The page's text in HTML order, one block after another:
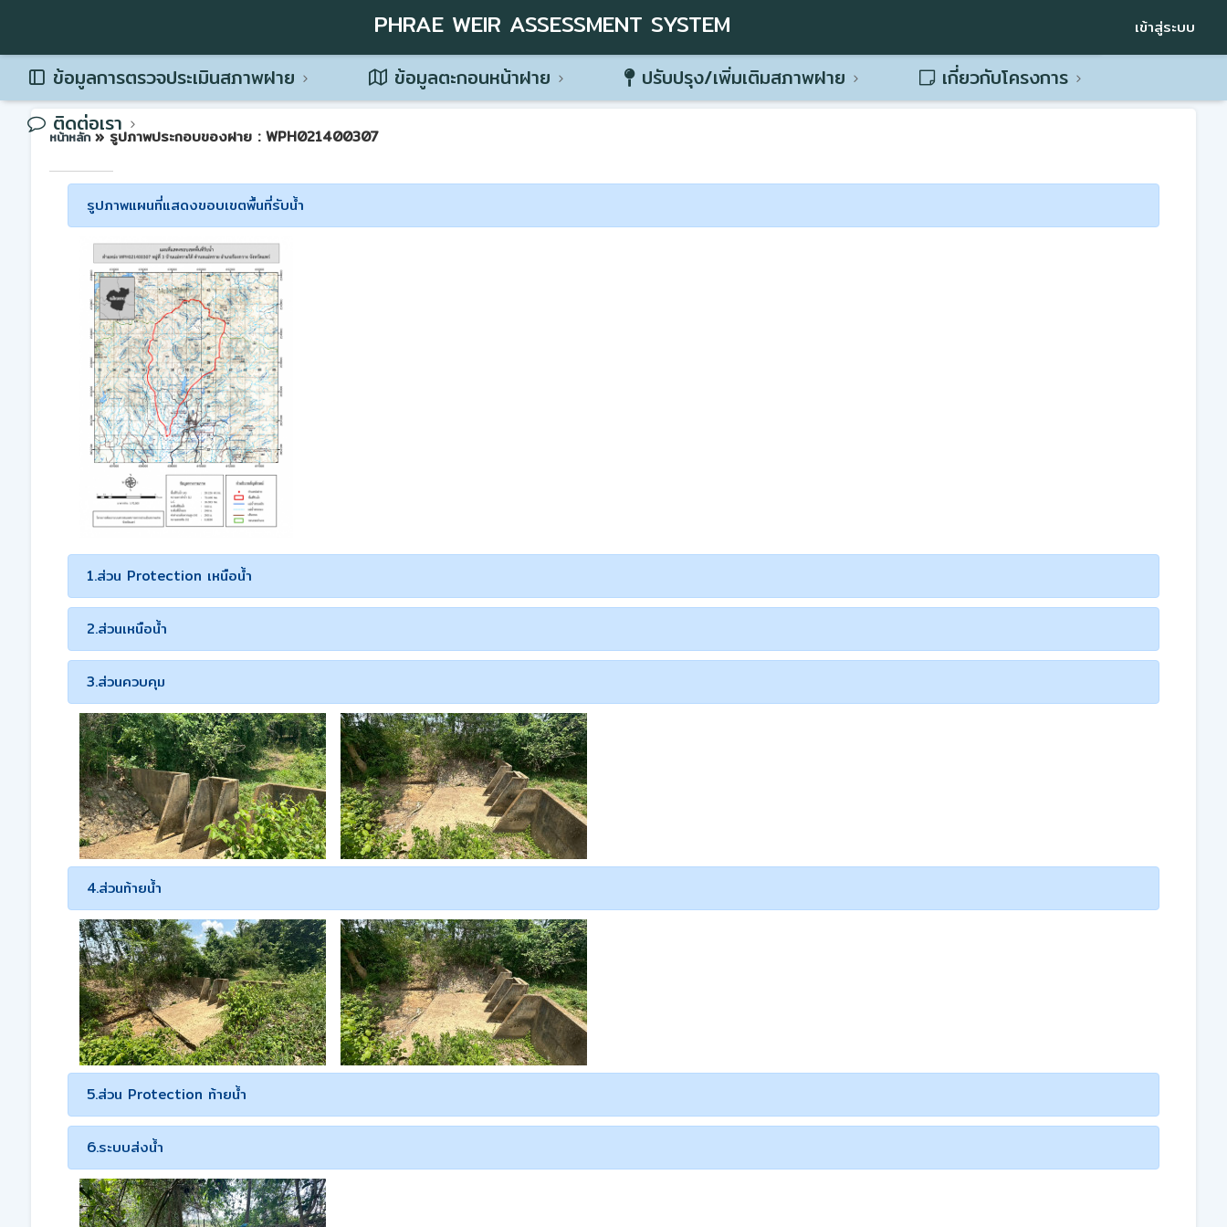
PHRAE WEIR ASSESSMENT SYSTEM เข้าสู่ระบบ
ข้อมูลการตรวจประเมินสภาพฝาย ข้อมูลตะกอนหน้าฝาย ปรับปรุง/เพิ่มเติมสภาพฝาย
เกี่ยวกับโครงการ
ติดต่อเรา
หน้าหลัก » รูปภาพประกอบของฝาย : WPH021400307
รูปภาพแผนที่แสดงขอบเขตพื้นที่รับน้ำ
1.ส่วน Protection เหนือน้ำ
2.ส่วนเหนือน้ำ
3.ส่วนควบคุม
4.ส่วนท้ายน้ำ
5.ส่วน Protection ท้ายน้ำ
6.ระบบส่งน้ำ